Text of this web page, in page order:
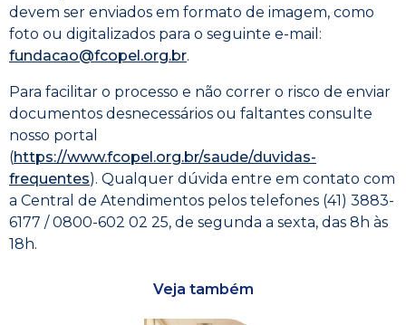
devem ser enviados em formato de imagem, como
foto ou digitalizados para o seguinte e-mail:
fundacao@fcopel.org.br.
Para facilitar o processo e não correr o risco de enviar
documentos desnecessários ou faltantes consulte
nosso portal
(https://www.fcopel.org.br/saude/duvidas-
frequentes). Qualquer dúvida entre em contato com
a Central de Atendimentos pelos telefones (41) 3883-
6177 / 0800-602 02 25, de segunda a sexta, das 8h às
18h.
Veja também